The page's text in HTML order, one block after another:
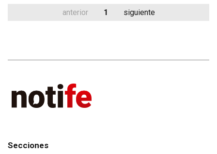
anterior 1 siguiente
Secciones